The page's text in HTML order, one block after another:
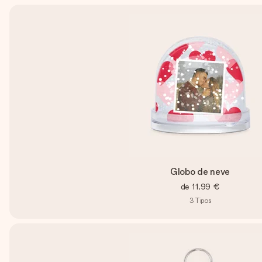
Globo de neve
de 11,99 €
3 Tipos